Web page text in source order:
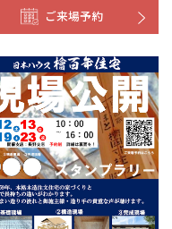
ご来場予約